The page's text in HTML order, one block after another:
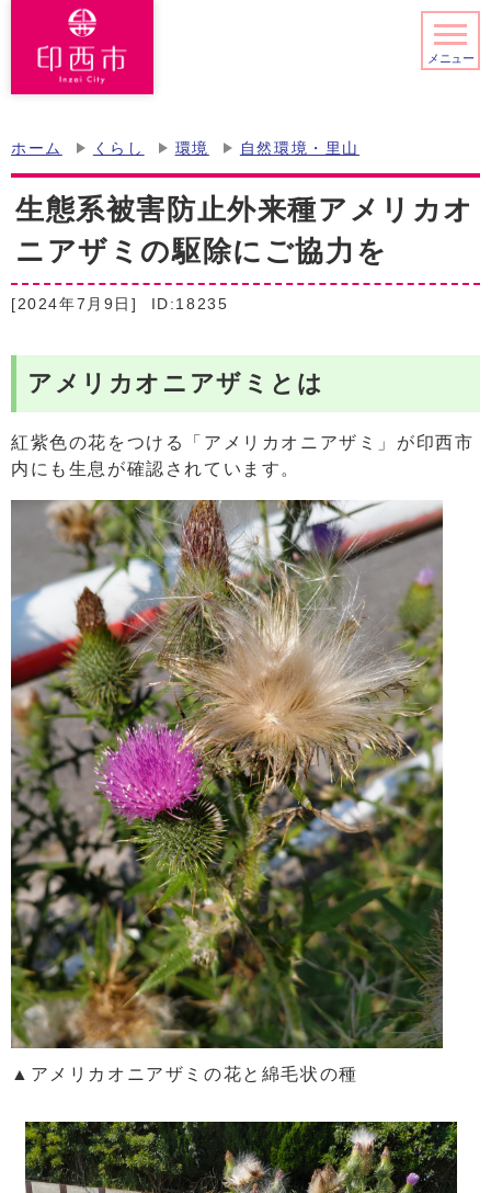
メニュー
ホーム くらし 環境 自然環境・里山
生態系被害防止外来種アメリカオ
ニアザミの駆除にご協力を
[2024年7月9日] ID:18235
アメリカオニアザミとは
紅紫色の花をつける「アメリカオニアザミ」が印西市
内にも生息が確認されています。
▲アメリカオニアザミの花と綿毛状の種